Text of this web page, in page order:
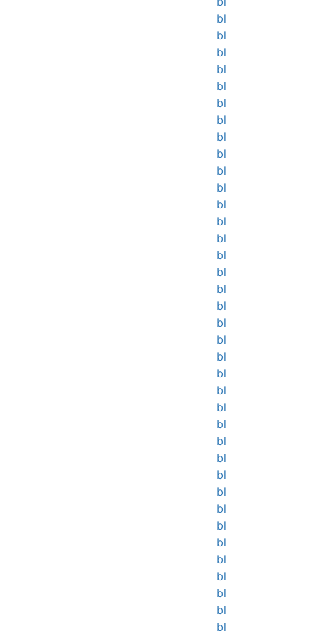
bl
bl
bl
bl
bl
bl
bl
bl
bl
bl
bl
bl
bl
bl
bl
bl
bl
bl
bl
bl
bl
bl
bl
bl
bl
bl
bl
bl
bl
bl
bl
bl
bl
bl
bl
bl
bl